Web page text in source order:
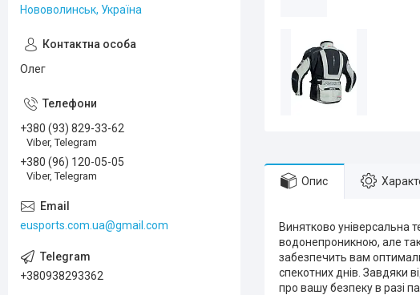
Опис
Винятково універсальна
водонепроникною, але
забезпечить вам
спекотних днів. Завдяки
про вашу безпеку в разі
Нововолинськ, Україна
Олег
+380 (93) 829-33-62
Viber, Telegram
+380 (96) 120-05-05
Viber, Telegram
eusports.com.ua@gmail.com
+380938293362